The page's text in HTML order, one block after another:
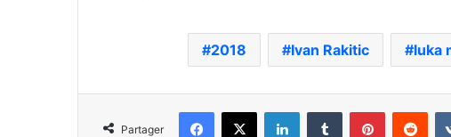
2018 Ivan Rakitic luka
Partager
Facebook
X LinkedinTumblr Pinterest